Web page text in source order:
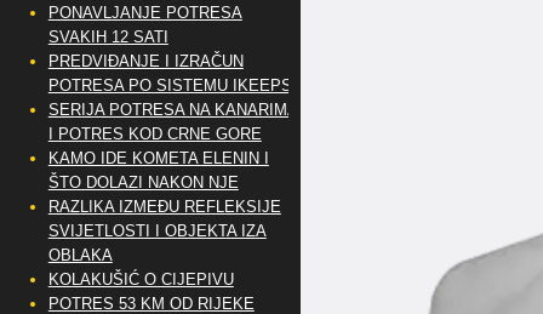
PONAVLJANJE POTRESA
SVAKIH 12 SATI
PREDVIĐANJE I IZRAČUN
POTRESA PO SISTEMU IKEEPS
SERIJA POTRESA NA KANARIMA
I POTRES KOD CRNE GORE
KAMO IDE KOMETA ELENIN I
ŠTO DOLAZI NAKON NJE
RAZLIKA IZMEĐU REFLEKSIJE
SVIJETLOSTI I OBJEKTA IZA
OBLAKA
KOLAKUŠIĆ O CIJEPIVU
POTRES 53 KM OD RIJEKE